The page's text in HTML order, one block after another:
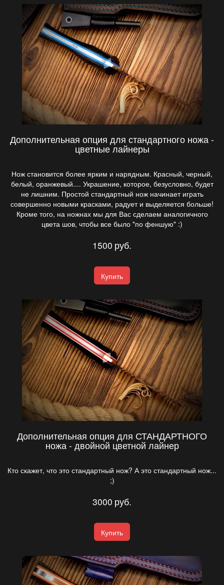
Дополнительная опция для стандартного ножа -
цветные лайнеры
Нож становится более ярким и нарядным. Красный, черный,
белый, оранжевый.... Украшение, которое, безусловно, будет
не лишним. Простой стандартный нож начинает играть
совершенно новыми красками, радует и выделяется больше!
Кроме того, на ножнах мы для Вас сделаем аналогичного
цвета шов, чтобы все было "по феншую" :)
1500 руб.
Купить
Дополнительная опция для СТАНДАРТНОГО
ножа - двойной цветной лайнер
Кто скажет, что это стандартный нож? А это стандартный нож...
;)
3000 руб.
Купить